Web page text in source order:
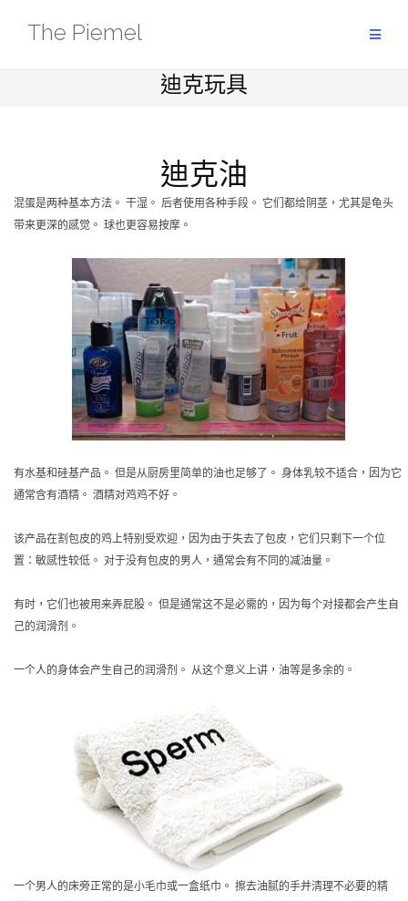
The Piemel
迪克玩具
迪克油
混蛋是两种基本方法。 干湿。 后者使用各种手段。 它们都给阴茎，尤其是龟头
带来更深的感觉。 球也更容易按摩。
有水基和硅基产品。 但是从厨房里简单的油也足够了。 身体乳较不适合，因为它
通常含有酒精。 酒精对鸡鸡不好。
该产品在割包皮的鸡上特别受欢迎，因为由于失去了包皮，它们只剩下一个位
置：敏感性较低。 对于没有包皮的男人，通常会有不同的减油量。
有时，它们也被用来弄屁股。 但是通常这不是必需的，因为每个对接都会产生自
己的润滑剂。
一个人的身体会产生自己的润滑剂。 从这个意义上讲，油等是多余的。
一个男人的床旁正常的是小毛巾或一盒纸巾。 擦去油腻的手并清理不必要的精